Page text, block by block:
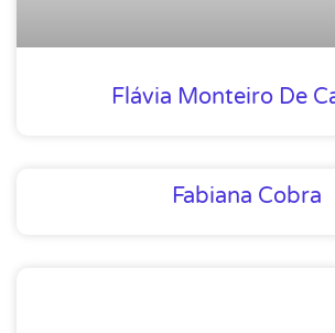
Flávia Monteiro De
Fabiana Cobra